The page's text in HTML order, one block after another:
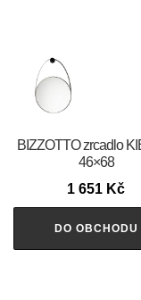
BIZZOTTO zrcadlo
46×68
1 651 Kč
DO OBCHODU